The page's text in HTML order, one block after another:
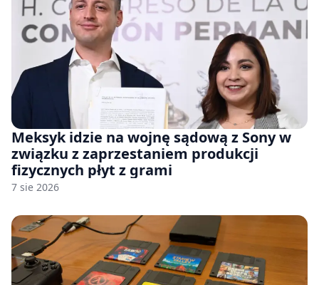
Meksyk idzie na wojnę sądową z Sony w
związku z zaprzestaniem produkcji
fizycznych płyt z grami
7 sie 2026